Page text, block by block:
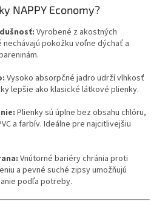
NAPPY Economy?
Vyrobené z akostných
pokožku voľne dýchať a
Vysoko absorpčné jadro udrží vlhkosť
lepšie ako klasické látkové plienky.
Plienky sú úplne bez obsahu chlóru,
a farbív. Ideálne pre najcitlivejšiu
Vnútorné bariéry chránia proti
a pevné suché zipsy umožňujú
podľa potreby.